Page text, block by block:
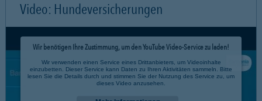
Video: Hundeversicherungen
Wir benötigen Ihre Zustimmung, um den YouTube Video-Service zu laden!
Wir verwenden einen Service eines Drittanbieters, um Videoinhalte
einzubetten. Dieser Service kann Daten zu Ihren Aktivitäten sammeln. Bitte
lesen Sie die Details durch und stimmen Sie der Nutzung des Service zu, um
dieses Video anzusehen.